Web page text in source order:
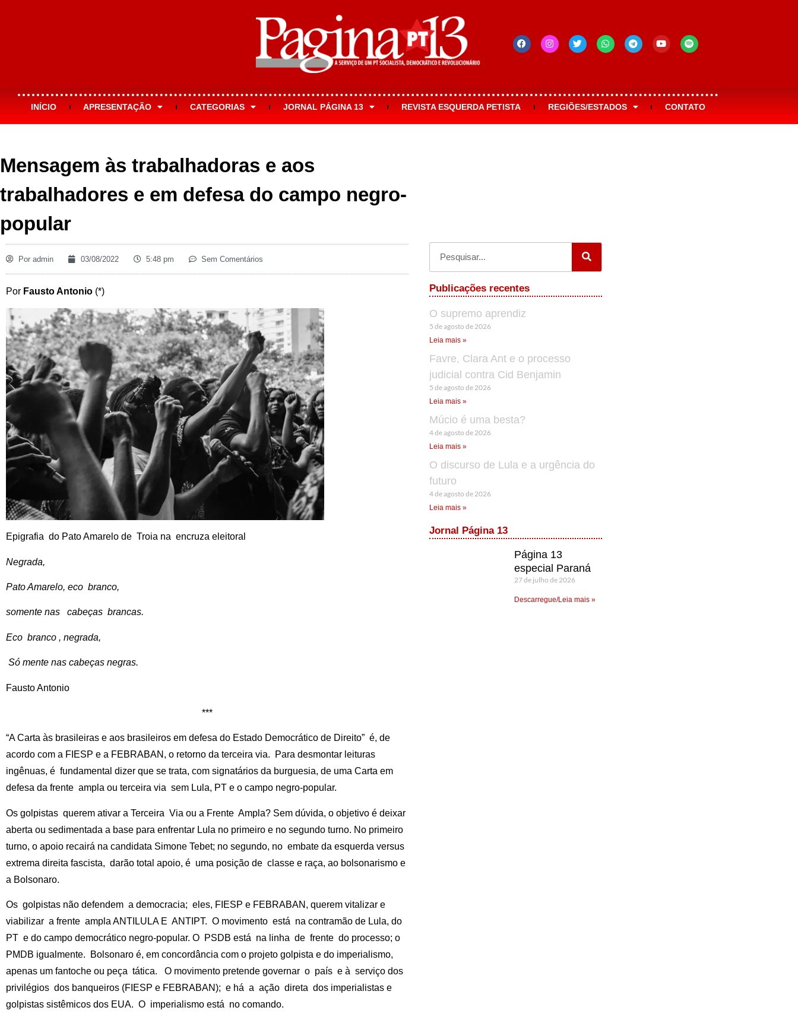
INÍCIO APRESENTAÇÃO CATEGORIAS JORNAL PÁGINA 13 REVISTA ESQUERDA PETISTA REGIÕES/ESTADOS CONTATO
Mensagem às trabalhadoras e aos
trabalhadores e em defesa do campo negro-
popular
Por admin 03/08/2022 5:48 pm Sem Comentários
Por Fausto Antonio (*)
Epigrafia do Pato Amarelo de Troia na encruza eleitoral
Negrada,
Pato Amarelo, eco branco,
somente nas cabeças brancas.
Eco branco , negrada,
Só mente nas cabeças negras.
Fausto Antonio
***
“A Carta às brasileiras e aos brasileiros em defesa do Estado Democrático de Direito” é, de
acordo com a FIESP e a FEBRABAN, o retorno da terceira via. Para desmontar leituras
ingênuas, é fundamental dizer que se trata, com signatários da burguesia, de uma Carta em
defesa da frente ampla ou terceira via sem Lula, PT e o campo negro-popular.
Os golpistas querem ativar a Terceira Via ou a Frente Ampla? Sem dúvida, o objetivo é deixar
aberta ou sedimentada a base para enfrentar Lula no primeiro e no segundo turno. No primeiro
turno, o apoio recairá na candidata Simone Tebet; no segundo, no embate da esquerda versus
extrema direita fascista, darão total apoio, é uma posição de classe e raça, ao bolsonarismo e
a Bolsonaro.
Os golpistas não defendem a democracia; eles, FIESP e FEBRABAN, querem vitalizar e
viabilizar a frente ampla ANTILULA E ANTIPT. O movimento está na contramão de Lula, do
PT e do campo democrático negro-popular. O PSDB está na linha de frente do processo; o
PMDB igualmente. Bolsonaro é, em concordância com o projeto golpista e do imperialismo,
apenas um fantoche ou peça tática. O movimento pretende governar o país e à serviço dos
privilégios dos banqueiros (FIESP e FEBRABAN); e há a ação direta dos imperialistas e
golpistas sistêmicos dos EUA. O imperialismo está no comando.
Publicações recentes
O supremo aprendiz
5 de agosto de 2026
Leia mais »
Favre, Clara Ant e o processo
judicial contra Cid Benjamin
5 de agosto de 2026
Leia mais »
Múcio é uma besta?
4 de agosto de 2026
Leia mais »
O discurso de Lula e a urgência do
futuro
4 de agosto de 2026
Leia mais »
Jornal Página 13
Página 13
especial Paraná
27 de julho de 2026
Descarregue/Leia mais »